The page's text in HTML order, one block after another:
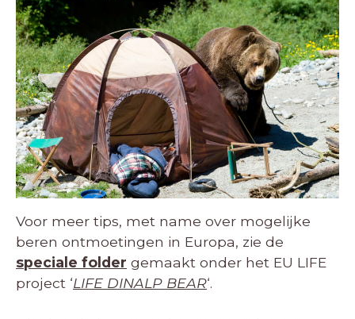
Voor meer tips, met name over mogelijke
beren ontmoetingen in Europa, zie de
speciale folder gemaakt onder het EU LIFE
project ‘LIFE DINALP BEAR‘.